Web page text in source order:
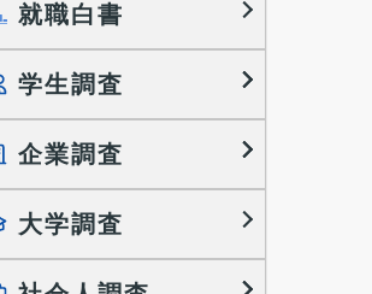
就職白書
学生調査
就職プロセス調査
働きたい組織の特徴
企業調査
採用に関する調査
大学調査